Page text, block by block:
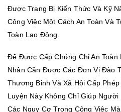
Được Trang Bị Kiến Thức Và Kỹ
Công Việc Một Cách An Toàn Và
Toàn Lao Động.
Để Được Cấp Chứng Chỉ An
Nhân Cần Được Các Đơn Vị Đào
Thương Binh Và Xã Hội Cấp
Luyện Này Không Chỉ Giúp
Các Nguy Cơ Trong Công Việc